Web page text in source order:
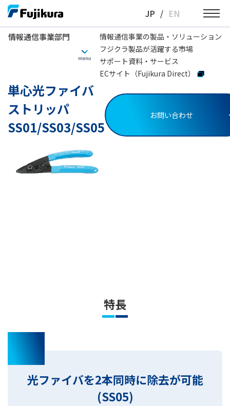
Skip
content
JP / EN
情報通信事業部門
情報通信事業の製品・ソリューション
フジクラ製品が活躍する市場
サポート資料・サービス
ECサイト（Fujikura Direct）
光ファイバ融着接続機 通信工事用 単心光ファイバス
単心光ファイバ
ストリッパ
SS01/SS03/SS05
お問い合わせ
特長
01
光ファイバを2本同時に除去が可能
(SS05)